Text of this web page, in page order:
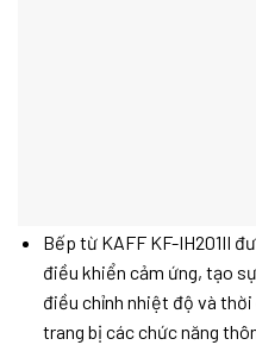
Bếp từ KAFF KF-IH201II
điều khiển cảm ứng, tạo
điều chỉnh nhiệt độ và
trang bị các chức năng